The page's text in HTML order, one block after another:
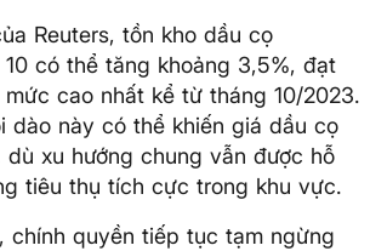
Reuters, tồn kho dầu cọ
có thể tăng khoảng 3,5%, đạt
cao nhất kể từ tháng 10/2023.
dào này có thể khiến giá dầu cọ
dù xu hướng chung vẫn được hỗ
tiêu thụ tích cực trong khu vực.
chính quyền tiếp tục tạm ngừng